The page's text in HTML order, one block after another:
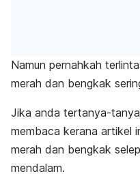
Namun pernahkah
merah dan bengkak
Jika anda tertanya-
membaca kerana artikel
merah dan bengkak
mendalam.